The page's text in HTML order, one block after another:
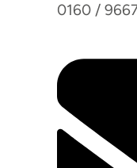
0160 /